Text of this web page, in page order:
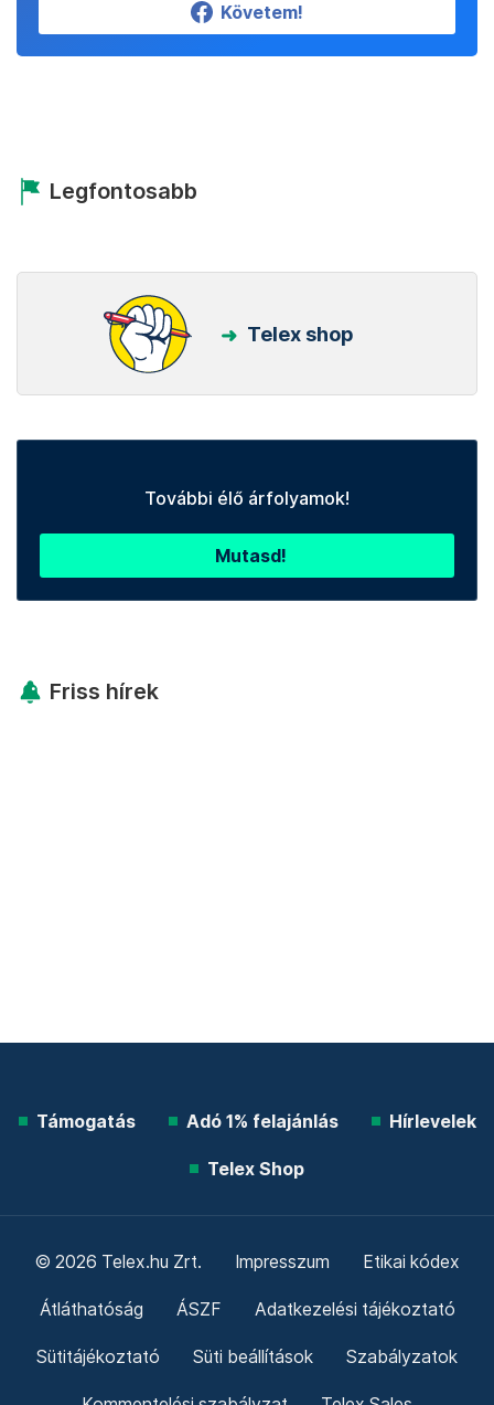
Követem!
Legfontosabb
Telex shop
További élő árfolyamok!
Mutasd!
Friss hírek
Támogatás Adó 1% felajánlás Hírlevelek
Telex Shop
© 2026 Telex.hu Zrt. Impresszum Etikai kódex
Átláthatóság ÁSZF Adatkezelési tájékoztató
Sütitájékoztató Süti beállítások Szabályzatok